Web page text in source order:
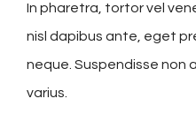
In pharetra, tortor vel
nisl dapibus ante, eget
neque. Suspendisse non
varius.